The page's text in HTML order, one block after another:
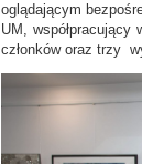
oglądającym
UM,
członków oraz trzy